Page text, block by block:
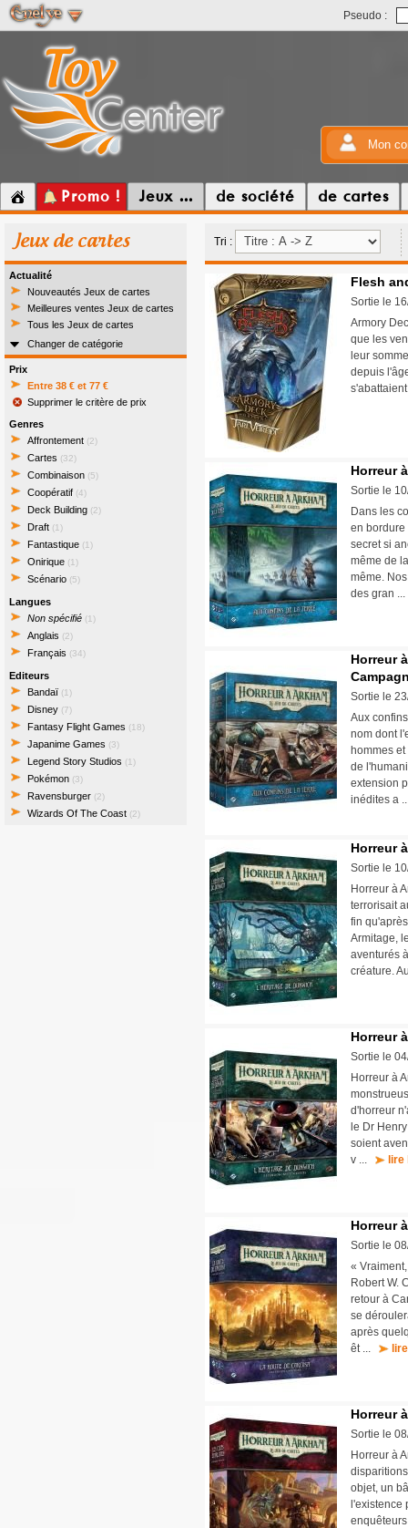
Pseudo :
Mon
Promo ! Jeux ... de société de cartes
Jeux de cartes
Actualité
Nouveautés Jeux de cartes
Meilleures ventes Jeux de cartes
Tous les Jeux de cartes
Changer de catégorie
Prix
Entre 38 € et 77 €
Supprimer le critère de prix
Genres
Affrontement (2)
Cartes (32)
Combinaison (5)
Coopératif (4)
Deck Building (2)
Draft (1)
Fantastique (1)
Onirique (1)
Scénario (5)
Langues
Non spécifié (1)
Anglais (2)
Français (34)
Editeurs
Bandaï (1)
Disney (7)
Fantasy Flight Games (18)
Japanime Games (3)
Legend Story Studios (1)
Pokémon (3)
Ravensburger (2)
Wizards Of The Coast (2)
Tri :
Flesh
Sortie le
Armory
que les
leur
depuis
Horreur
Sortie le
Dans les
en bordure
secret si
même de
même.
des gran
Horreur
Sortie le
Aux
nom dont
hommes
de
extension
inédites a
Horreur
Sortie le
Horreur à
terrorisait
fin
Armitage,
aventurés
créature.
Horreur
Sortie le
Horreur à
d'horreur
le Dr
soient
v ...
lire
Horreur
Sortie le
«
Robert W.
retour à
se
après
êt ...
Horreur
Sortie le
Horreur à
objet, un
l'existence